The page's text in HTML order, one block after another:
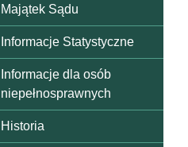
Majątek Sądu
Informacje Statystyczne
Informacje dla osób
niepełnosprawnych
Historia